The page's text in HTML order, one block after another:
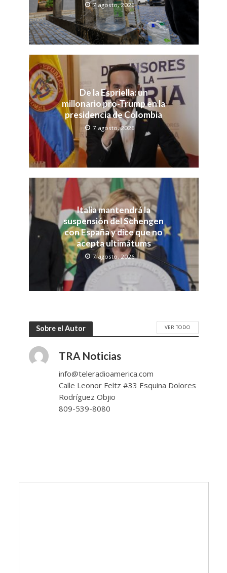
7 agosto, 2026
De la Espriella: un
millonario pro-Trump en la
presidencia de Colombia
7 agosto, 2026
Italia mantendrá la
suspensión del Schengen
con España y dice que no
acepta ultimátums
7 agosto, 2026
Sobre el Autor VER TODO
TRA Noticias
info@teleradioamerica.com
Calle Leonor Feltz #33 Esquina Dolores
Rodríguez Objio
809-539-8080